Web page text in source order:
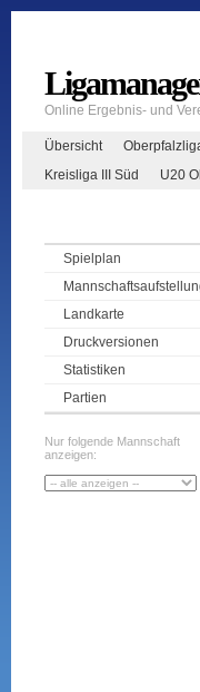
Online Ergebnis- und
Übersicht
Kreisliga III Süd
U20
Spielplan
Landkarte
Druckversionen
Statistiken
Partien
Nur folgende Mannschaft
anzeigen: